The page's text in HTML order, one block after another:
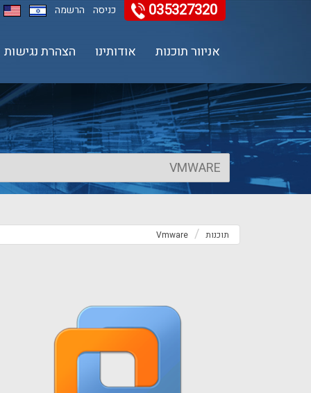
035327320 כניסה הרשמה
אניוור תוכנות אודותינו הצהרת נגישות
תוכנות Vmware